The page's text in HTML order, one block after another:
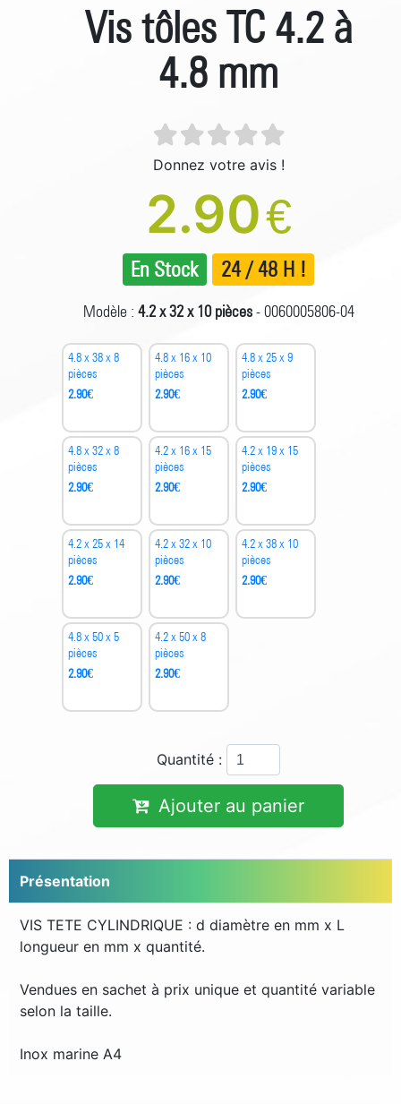
Vis tôles TC 4.2 à
4.8 mm
Donnez votre avis !
2.90€
En Stock 24 / 48 H !
Modèle : 4.2 x 32 x 10 pièces- 0060005806-04
4.8 x 38 x 8
pièces
2.90€
4.8 x 16 x 10
pièces
2.90€
4.8 x 25 x 9
pièces
2.90€
4.8 x 32 x 8
pièces
2.90€
4.2 x 16 x 15
pièces
2.90€
4.2 x 19 x 15
pièces
2.90€
4.2 x 25 x 14
pièces
2.90€
4.2 x 32 x 10
pièces
2.90€
4.2 x 38 x 10
pièces
2.90€
4.8 x 50 x 5
pièces
2.90€
4.2 x 50 x 8
pièces
2.90€
Quantité :
Ajouter au panier
Présentation
VIS TETE CYLINDRIQUE : d diamètre en mm x L
longueur en mm x quantité.
Vendues en sachet à prix unique et quantité variable
selon la taille.
Inox marine A4